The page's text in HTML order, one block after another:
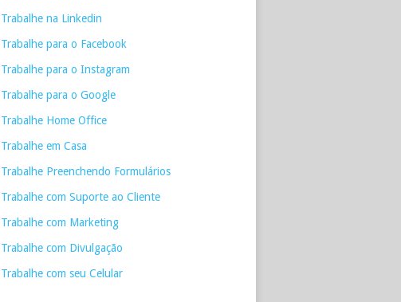
Trabalhe na Linkedin
Trabalhe para o Facebook
Trabalhe para o Instagram
Trabalhe para o Google
Trabalhe Home Office
Trabalhe em Casa
Trabalhe Preenchendo Formulários
Trabalhe com Suporte ao Cliente
Trabalhe com Marketing
Trabalhe com Divulgação
Trabalhe com seu Celular